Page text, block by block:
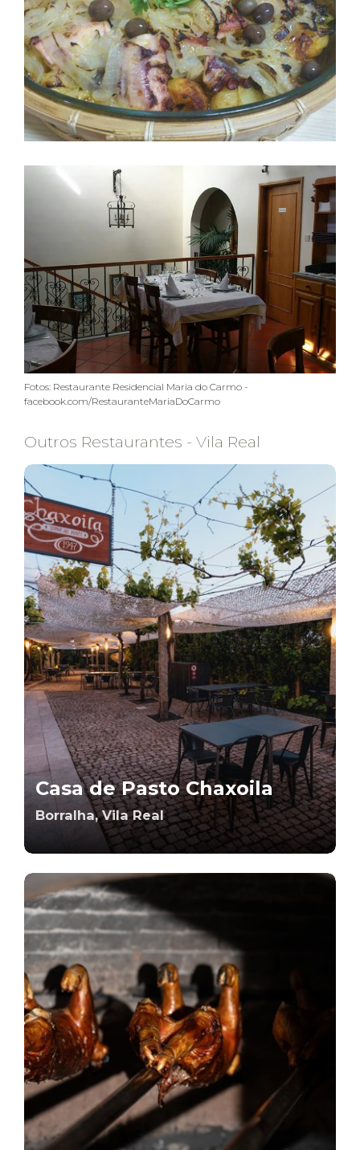
Fotos: Restaurante Residencial Maria do Carmo -
facebook.com/RestauranteMariaDoCarmo
Outros Restaurantes - Vila Real
Casa de Pasto Chaxoila
Borralha, Vila Real